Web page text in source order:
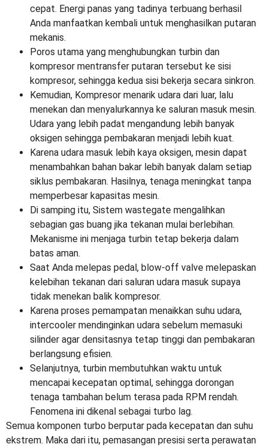
cepat. Energi panas yang tadinya terbuang berhasil
Anda manfaatkan kembali untuk menghasilkan putaran
mekanis.
Poros utama yang menghubungkan turbin dan
kompresor mentransfer putaran tersebut ke sisi
kompresor, sehingga kedua sisi bekerja secara sinkron.
Kemudian, Kompresor menarik udara dari luar, lalu
menekan dan menyalurkannya ke saluran masuk mesin.
Udara yang lebih padat mengandung lebih banyak
oksigen sehingga pembakaran menjadi lebih kuat.
Karena udara masuk lebih kaya oksigen, mesin dapat
menambahkan bahan bakar lebih banyak dalam setiap
siklus pembakaran. Hasilnya, tenaga meningkat tanpa
memperbesar kapasitas mesin.
Di samping itu, Sistem wastegate mengalihkan
sebagian gas buang jika tekanan mulai berlebihan.
Mekanisme ini menjaga turbin tetap bekerja dalam
batas aman.
Saat Anda melepas pedal, blow-off valve melepaskan
kelebihan tekanan dari saluran udara masuk supaya
tidak menekan balik kompresor.
Karena proses pemampatan menaikkan suhu udara,
intercooler mendinginkan udara sebelum memasuki
silinder agar densitasnya tetap tinggi dan pembakaran
berlangsung efisien.
Selanjutnya, turbin membutuhkan waktu untuk
mencapai kecepatan optimal, sehingga dorongan
tenaga tambahan belum terasa pada RPM rendah.
Fenomena ini dikenal sebagai turbo lag.
Semua komponen turbo berputar pada kecepatan dan suhu
ekstrem. Maka dari itu, pemasangan presisi serta perawatan